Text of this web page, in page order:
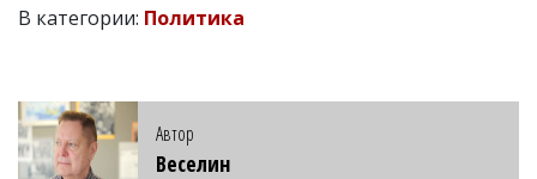
В категории: Политика
Автор
Веселин